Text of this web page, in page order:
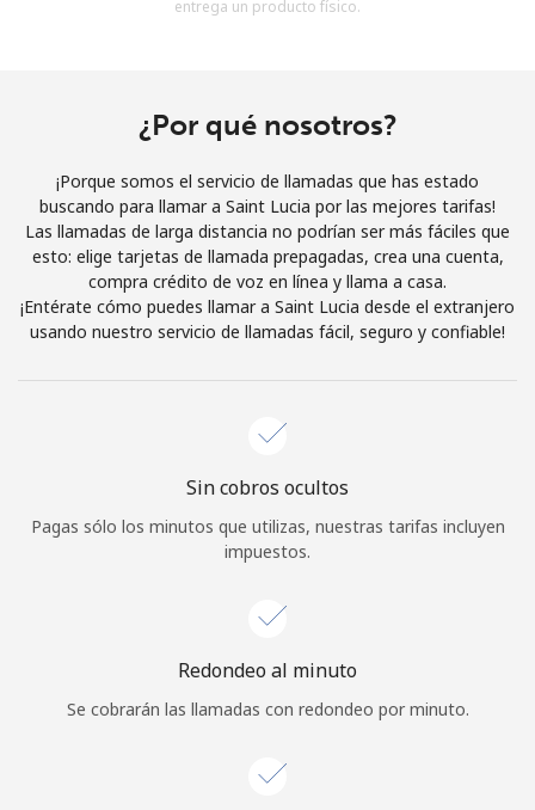
Al abrir una cuenta en este sitio web, estoy de acuerdo con
Únete
¡Hola!
Inicia sesión oREGÍSTRATE →
¿Olvidaste tu contraseña? →
Iniciar Sesión
entrega un producto físico.
¿Por qué nosotros?
¡Porque somos el servicio de llamadas que has estado
buscando para llamar a Saint Lucia por las mejores tarifas!
Las llamadas de larga distancia no podrían ser más fáciles que
esto: elige tarjetas de llamada prepagadas, crea una cuenta,
compra crédito de voz en línea y llama a casa.
¡Entérate cómo puedes llamar a Saint Lucia desde el extranjero
usando nuestro servicio de llamadas fácil, seguro y confiable!
Sin cobros ocultos
Pagas sólo los minutos que utilizas, nuestras tarifas incluyen
impuestos.
Redondeo al minuto
Se cobrarán las llamadas con redondeo por minuto.